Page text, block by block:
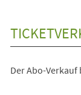
Der Abo-Verkauf